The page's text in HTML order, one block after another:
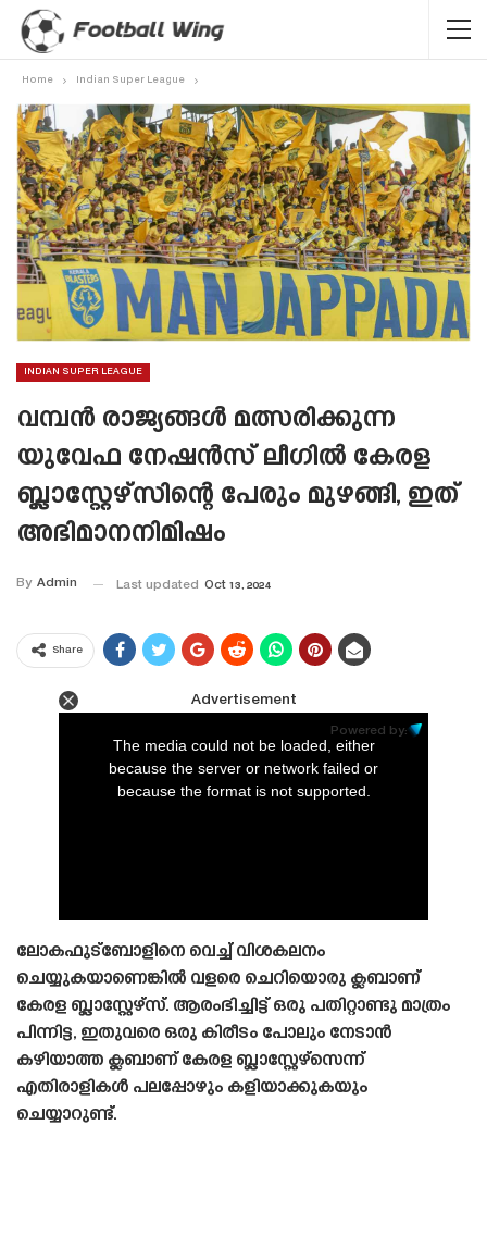
Home Indian Super League
INDIAN SUPER LEAGUE
വമ്പൻ രാജ്യങ്ങൾ മത്സരിക്കുന്ന
യുവേഫ നേഷൻസ് ലീഗിൽ കേരള
ബ്ലാസ്റ്റേഴ്‌സിന്റെ പേരും മുഴങ്ങി, ഇത്
അഭിമാനനിമിഷം
By Admin Last updated Oct 13, 2024
Share
Advertisement
Powered by:
The media could not be loaded, either
because the server or network failed or
because the format is not supported.
ലോകഫുട്ബോളിനെ വെച്ച് വിശകലനം
ചെയ്യുകയാണെങ്കിൽ വളരെ ചെറിയൊരു ക്ലബാണ്
കേരള ബ്ലാസ്റ്റേഴ്‌സ്. ആരംഭിച്ചിട്ട് ഒരു പതിറ്റാണ്ടു മാത്രം
പിന്നിട്ട, ഇതുവരെ ഒരു കിരീടം പോലും നേടാൻ
കഴിയാത്ത ക്ലബാണ് കേരള ബ്ലാസ്റ്റേഴ്‌സെന്ന്
എതിരാളികൾ പലപ്പോഴും കളിയാക്കുകയും
ചെയ്യാറുണ്ട്.